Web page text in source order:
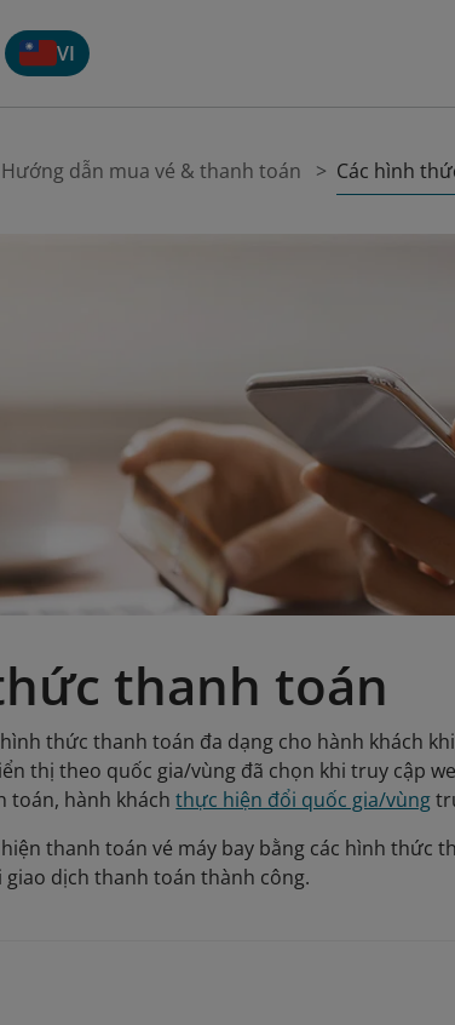
VI
Hướng dẫn mua vé & thanh toán Các hình
thanh toán
thức thanh toán đa dạng cho hành khách
thị theo quốc gia/vùng đã chọn khi truy cập
toán, hành kháchthực hiện đổi quốc gia/vùng
thanh toán vé máy bay bằng các hình thức
dịch thanh toán thành công.